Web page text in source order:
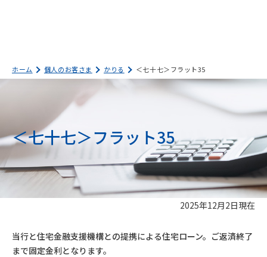
ホーム 個人のお客さま かりる ＜七十七＞フラット35
＜七十七＞フラット35
2025年12月2日現在
当行と住宅金融支援機構との提携による住宅ローン。ご返済終了
まで固定金利となります。